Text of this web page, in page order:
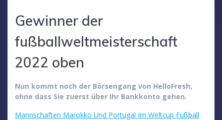
Gewinner der
fußballweltmeisterschaft
2022 oben
Nun kommt noch der Börsengang von HelloFresh,
ohne dass Sie zuerst über Ihr Bankkonto gehen.
Mannschaften Marokko Und Portugal Im Weltcup Fußball